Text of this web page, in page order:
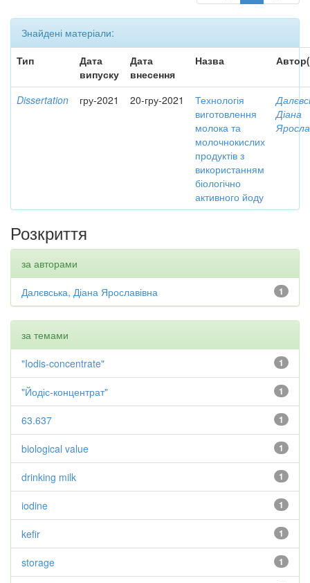
Знайдені матеріали:
Тип
Дата
випуску
Дата
внесення
Назва
Dissertation гру-2021 20-гру-2021
Технологія
виготовлення
молока та
молочнокислих
продуктів з
використанням
біологічно
активного йоду
Діана
Розкриття
за авторами
1
Далєвська, Діана Ярославівна
за темами
1
"Iodis-concentrate"
1
"Йодіс-концентрат"
1
63.637
1
biological value
1
drinking milk
1
iodine
1
kefir
1
storage